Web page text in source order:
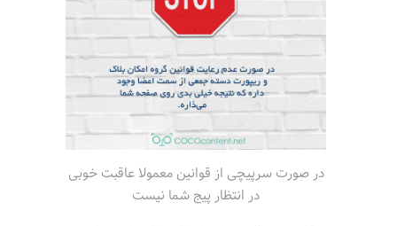
در صورت سرپیچی از قوانین معمولا عاقبت خوبی
در انتظار پیج شما نیست